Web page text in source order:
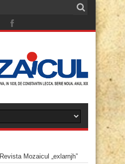
Revista Mozaicul „exlarnjh”